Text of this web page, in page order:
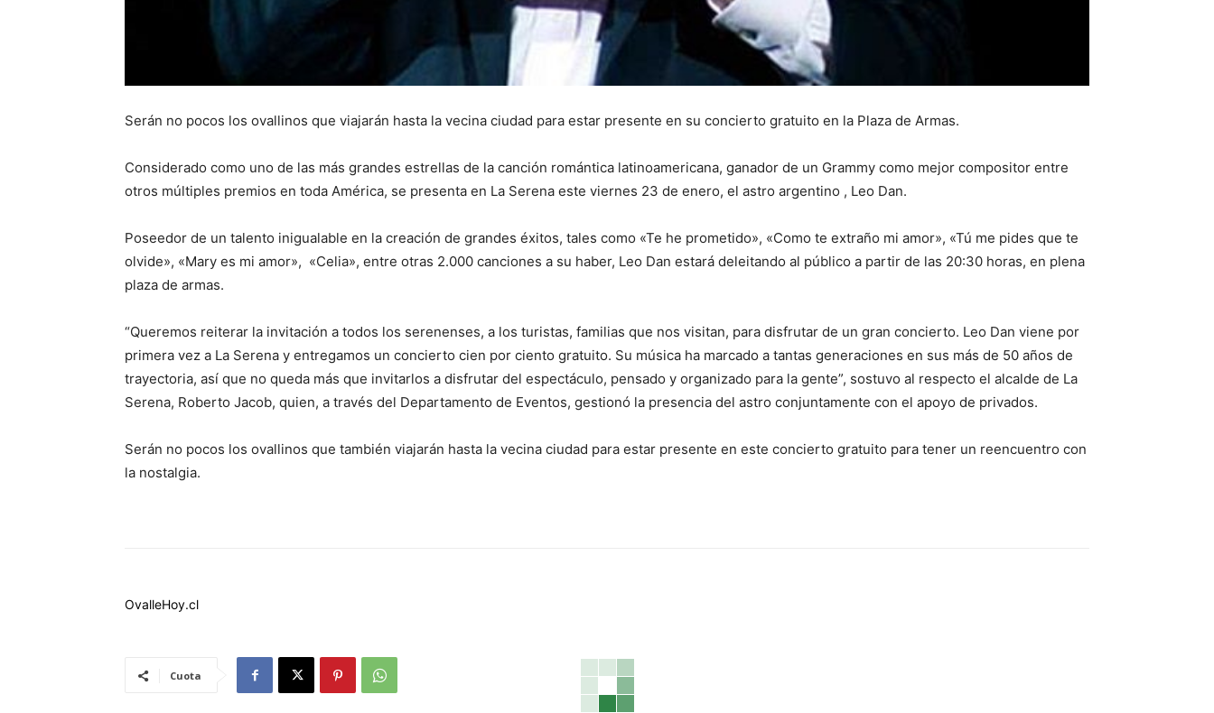
Serán no pocos los ovallinos que viajarán hasta la vecina ciudad para estar presente en su concierto gratuito en la Plaza de Armas.
Considerado como uno de las más grandes estrellas de la canción romántica latinoamericana, ganador de un Grammy como mejor compositor entre
otros múltiples premios en toda América, se presenta en La Serena este viernes 23 de enero, el astro argentino , Leo Dan.
Poseedor de un talento inigualable en la creación de grandes éxitos, tales como «Te he prometido», «Como te extraño mi amor», «Tú me pides que te
olvide», «Mary es mi amor», «Celia», entre otras 2.000 canciones a su haber, Leo Dan estará deleitando al público a partir de las 20:30 horas, en plena
plaza de armas.
“Queremos reiterar la invitación a todos los serenenses, a los turistas, familias que nos visitan, para disfrutar de un gran concierto. Leo Dan viene por
primera vez a La Serena y entregamos un concierto cien por ciento gratuito. Su música ha marcado a tantas generaciones en sus más de 50 años de
trayectoria, así que no queda más que invitarlos a disfrutar del espectáculo, pensado y organizado para la gente”, sostuvo al respecto el alcalde de La
Serena, Roberto Jacob, quien, a través del Departamento de Eventos, gestionó la presencia del astro conjuntamente con el apoyo de privados.
Serán no pocos los ovallinos que también viajarán hasta la vecina ciudad para estar presente en este concierto gratuito para tener un reencuentro con
la nostalgia.
OvalleHoy.cl
Cuota